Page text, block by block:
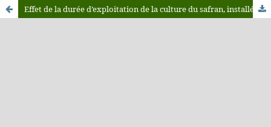
Effet de la durée d’exploitation de la culture du safran, installée à différentes densités, sur la production et la multiplication des cormes «semences» dans la région de Taliouine